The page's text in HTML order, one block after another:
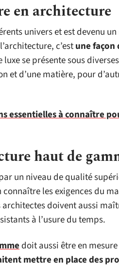
en architecture
univers et est devenu
c’estune façon
luxe se présente sous
et d’une matière, pour
essentielles à connaître
haut de
un niveau de qualité
les exigences du
doivent aussi
à l’usure du temps.
doit aussi être en
mettre en place des